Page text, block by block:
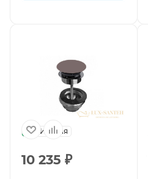
Италия
10 235 ₽